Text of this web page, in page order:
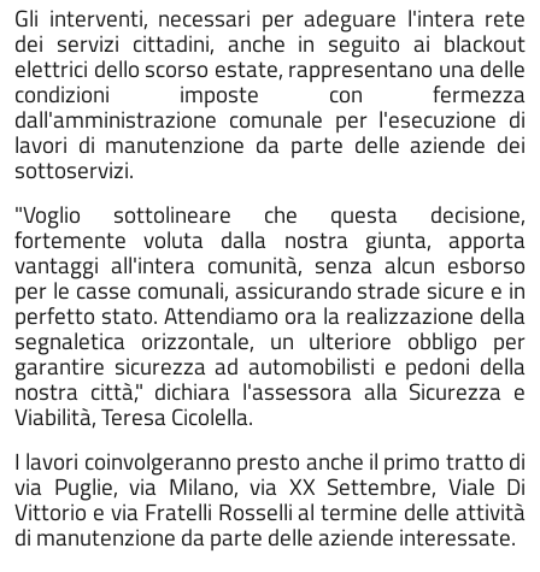
Gli interventi, necessari per adeguare l'intera rete
dei servizi cittadini, anche in seguito ai blackout
elettrici dello scorso estate, rappresentano una delle
condizioni imposte con fermezza
dall'amministrazione comunale per l'esecuzione di
lavori di manutenzione da parte delle aziende dei
sottoservizi.
"Voglio sottolineare che questa decisione,
fortemente voluta dalla nostra giunta, apporta
vantaggi all'intera comunità, senza alcun esborso
per le casse comunali, assicurando strade sicure e in
perfetto stato. Attendiamo ora la realizzazione della
segnaletica orizzontale, un ulteriore obbligo per
garantire sicurezza ad automobilisti e pedoni della
nostra città," dichiara l'assessora alla Sicurezza e
Viabilità, Teresa Cicolella.
I lavori coinvolgeranno presto anche il primo tratto di
via Puglie, via Milano, via XX Settembre, Viale Di
Vittorio e via Fratelli Rosselli al termine delle attività
di manutenzione da parte delle aziende interessate.